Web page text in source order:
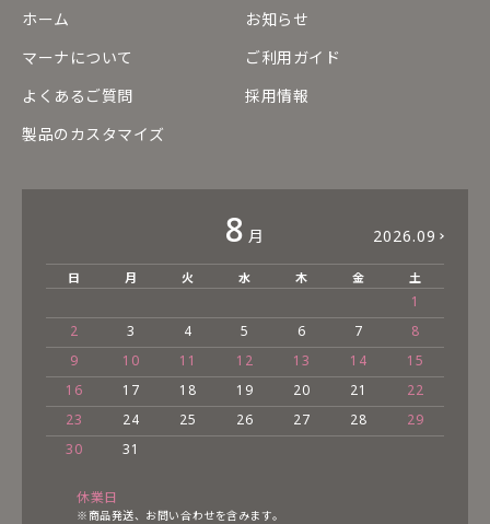
ホーム
お知らせ
マーナについて
ご利用ガイド
よくあるご質問
採用情報
製品のカスタマイズ
8 月 2026.09
日 月 火 水 木 金 土
1
2
3 4 5 6 7
8
9
10 11 12 13 14
15
16
17 18 19 20 21
22
23
24 25 26 27 28
29
30
31
休業日
※商品発送、お問い合わせを含みます。